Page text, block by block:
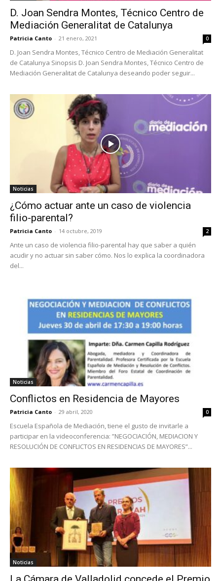
D. Joan Sendra Montes, Técnico Centro de
Mediación Generalitat de Catalunya
Patricia Canto - 21 enero, 2021 0
D. Joan Sendra Montes, Técnico Centro de Mediación Generalitat
de Catalunya Sinopsis D. Joan Sendra Montes, Técnico Centro de
Mediación Generalitat de Catalunya deseando poder seguir...
Noticias
¿Cómo actuar ante un caso de violencia
filio-parental?
Patricia Canto - 14 octubre, 2019 2
Ante un caso de violencia filio-parental hay que saber a quién
acudir y no actuar sin saber cómo. Nos lo explica la coordinadora
del...
Noticias
Conflictos en Residencia de Mayores
Patricia Canto - 29 abril, 2020 0
Escuela Española de Mediación, tiene el gusto de invitarle a
participar en la videoconferencia: ”NEGOCIACIÓN, MEDIACION Y
RESOLUCIÓN DE CONFLICTOS EN RESIDENCIAS DE MAYORES”...
Noticias